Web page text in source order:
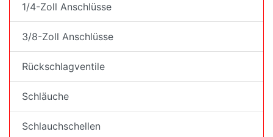
1/4-Zoll Anschlüsse
3/8-Zoll Anschlüsse
Rückschlagventile
Schläuche
Schlauchschellen